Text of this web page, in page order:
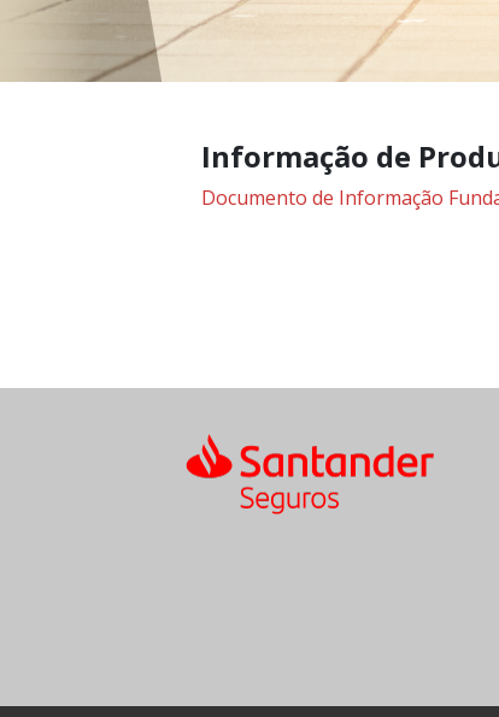
Informação de
Documento de Informação